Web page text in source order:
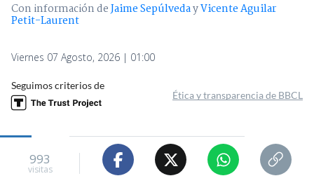
Con información deJaime SepúlvedayVicente Aguilar
Petit-Laurent
Viernes 07 Agosto, 2026 | 01:00
Seguimos criterios de
Ética y transparencia de BBCL
993
visitas